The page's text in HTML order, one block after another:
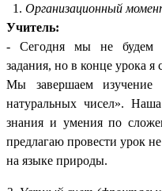
Организационный
Учитель:
- Сегодня мы не будем
задания, но в конце урока я
Мы завершаем
натуральных чисел».
знания и умения по
предлагаю провести урок
на языке природы.